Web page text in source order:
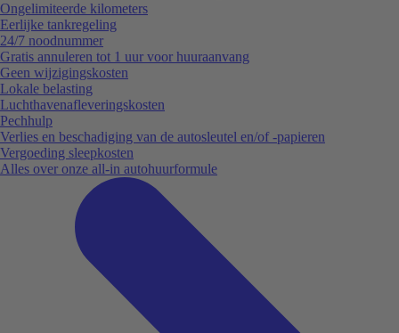
Ongelimiteerde kilometers
Eerlijke tankregeling
24/7 noodnummer
Gratis annuleren tot 1 uur voor huuraanvang
Geen wijzigingskosten
Lokale belasting
Luchthavenafleveringskosten
Pechhulp
Verlies en beschadiging van de autosleutel en/of -papieren
Vergoeding sleepkosten
Alles over onze all-in autohuurformule